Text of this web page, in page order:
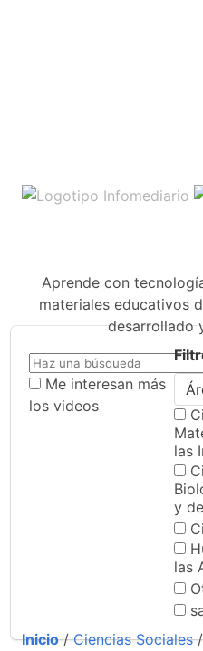
Aprende con
materiales educativos
desarrollado
Me interesan más
los videos
las
y
las
Inicio/Ciencias Sociales/